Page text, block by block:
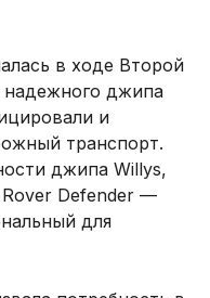
в ходе Второй
надежного джипа
и
транспорт.
джипа Willys,
Rover Defender —
для